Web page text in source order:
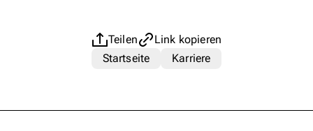
Teilen
Link kopieren
Startseite
Karriere